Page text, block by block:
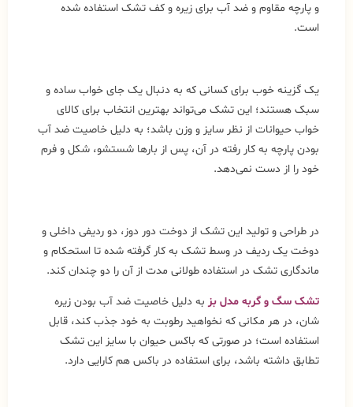
و پارچه مقاوم و ضد آب برای زیره و کف تشک استفاده شده
است.
یک گزینه خوب برای کسانی که به دنبال یک جای خواب ساده و
سبک هستند؛ این تشک می‌تواند بهترین انتخاب برای کالای
خواب حیوانات از نظر سایز و وزن باشد؛ به دلیل خاصیت ضد آب
بودن پارچه به کار رفته در آن، پس از بارها شستشو، شکل و فرم
خود را از دست نمی‌دهد.
در طراحی و تولید این تشک از دوخت دور دوز، دو ردیفی داخلی و
دوخت یک ردیف در وسط تشک به کار گرفته شده تا استحکام و
ماندگاری تشک در استفاده طولانی مدت از آن را دو چندان کند.
تشک سگ و گربه مدل بز به دلیل خاصیت ضد آب بودن زیره
شان، در هر مکانی که نخواهید رطوبت به خود جذب کند، قابل
استفاده است؛ در صورتی که باکس حیوان با سایز این تشک
تطابق داشته باشد، برای استفاده در باکس هم کارایی دارد.